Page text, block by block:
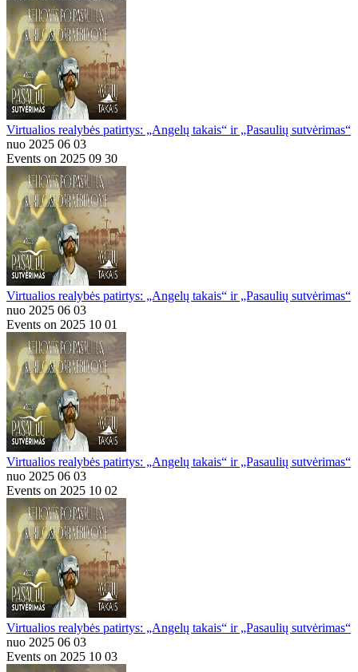
Virtualios realybės patirtys: „Angelų takais“ ir „Pasaulių sutvėrimas“
nuo 2025 06 03
Events on 2025 09 30
Virtualios realybės patirtys: „Angelų takais“ ir „Pasaulių sutvėrimas“
nuo 2025 06 03
Events on 2025 10 01
Virtualios realybės patirtys: „Angelų takais“ ir „Pasaulių sutvėrimas“
nuo 2025 06 03
Events on 2025 10 02
Virtualios realybės patirtys: „Angelų takais“ ir „Pasaulių sutvėrimas“
nuo 2025 06 03
Events on 2025 10 03